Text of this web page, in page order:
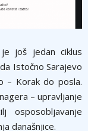
još jedan ciklus
Istočno Sarajevo
– Korak do posla.
– upravljanje
osposobljavanje
današnjice.